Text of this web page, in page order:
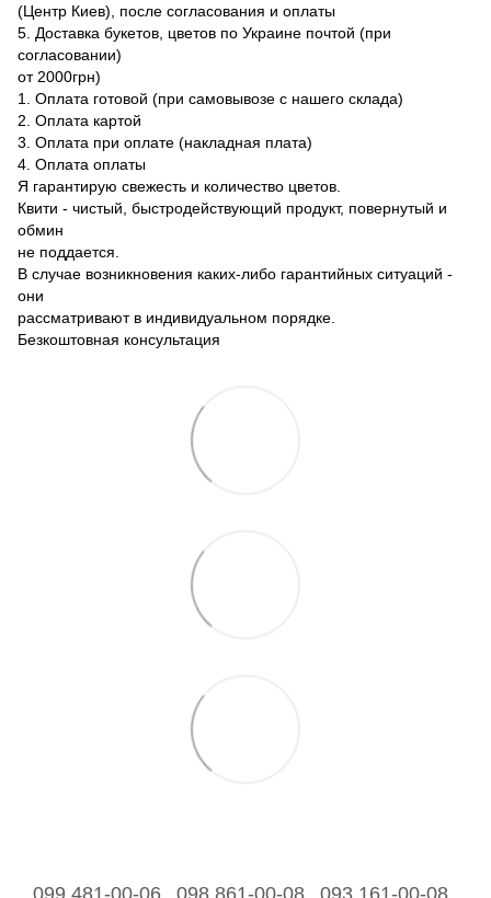
(Центр Киев), после согласования и оплаты
5. Доставка букетов, цветов по Украине почтой (при
согласовании)
от 2000грн)
1. Оплата готовой (при самовывозе с нашего склада)
2. Оплата картой
3. Оплата при оплате (накладная плата)
4. Оплата оплаты
Я гарантирую свежесть и количество цветов.
Квити - чистый, быстродействующий продукт, повернутый и
обмин
не поддается.
В случае возникновения каких-либо гарантийных ситуаций -
они
рассматривают в индивидуальном порядке.
Безкоштовная консультация
099 481-00-06 098 861-00-08 093 161-00-08